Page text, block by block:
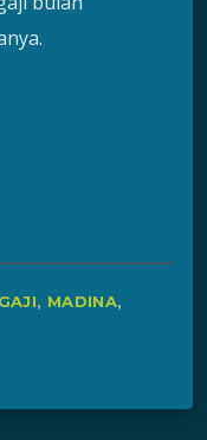
GAJI, MADINA,